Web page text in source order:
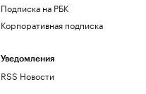
Подписка на РБК
Корпоративная подписка
Уведомления
RSS Новости